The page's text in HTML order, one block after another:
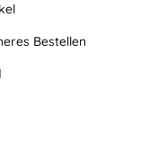
Bestellen